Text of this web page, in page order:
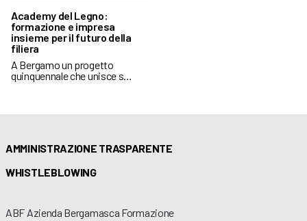
Academy del Legno:
formazione e impresa
insieme per il futuro della
filiera
A Bergamo un progetto
quinquennale che unisce s…
AMMINISTRAZIONE TRASPARENTE
WHISTLEBLOWING
ABF Azienda Bergamasca Formazione